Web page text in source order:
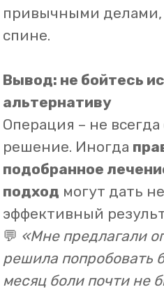
© Блокада Боли 2023
ООО "Центр БОЛИ НЕТ"
ОГРН 1223000001982